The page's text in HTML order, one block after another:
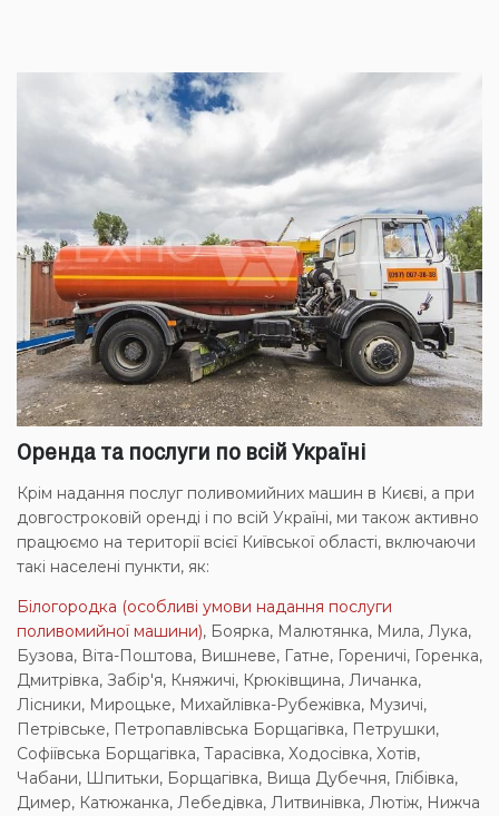
Оренда та послуги по всій Україні
Крім надання послуг поливомийних машин в Києві, а при
довгостроковій оренді і по всій Україні, ми також активно
працюємо на території всієї Київської області, включаючи
такі населені пункти, як:
Білогородка (особливі умови надання послуги
поливомийної машини), Боярка, Малютянка, Мила, Лука,
Бузова, Віта-Поштова, Вишневе, Гатне, Гореничі, Горенка,
Дмитрівка, Забір'я, Княжичі, Крюківщина, Личанка,
Лісники, Мироцьке, Михайлівка-Рубежівка, Музичі,
Петрівське, Петропавлівська Борщагівка, Петрушки,
Софіївська Борщагівка, Тарасівка, Ходосівка, Хотів,
Чабани, Шпитьки, Борщагівка, Вища Дубечня, Глібівка,
Димер, Катюжанка, Лебедівка, Литвинівка, Лютіж, Нижча